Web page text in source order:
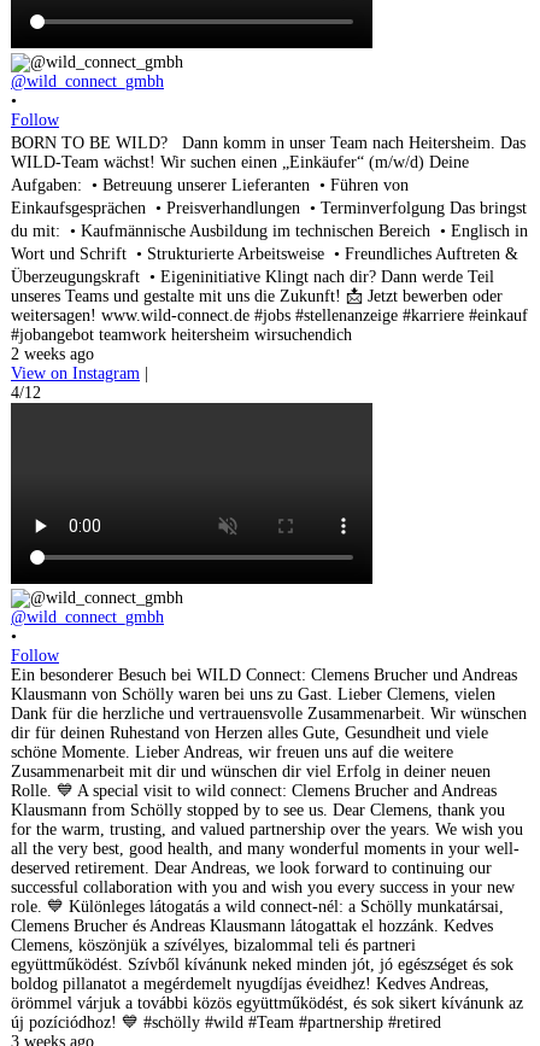
@wild_connect_gmbh
•
Follow
BORN TO BE WILD? Dann komm in unser Team nach Heitersheim. Das
WILD-Team wächst! Wir suchen einen „Einkäufer“ (m/w/d) Deine
Aufgaben: • Betreuung unserer Lieferanten • Führen von
Einkaufsgesprächen • Preisverhandlungen • Terminverfolgung Das bringst
du mit: • Kaufmännische Ausbildung im technischen Bereich • Englisch in
Wort und Schrift • Strukturierte Arbeitsweise • Freundliches Auftreten &
Überzeugungskraft • Eigeninitiative Klingt nach dir? Dann werde Teil
unseres Teams und gestalte mit uns die Zukunft! 📩 Jetzt bewerben oder
weitersagen! www.wild-connect.de #jobs #stellenanzeige #karriere #einkauf
#jobangebot teamwork heitersheim wirsuchendich
2 weeks ago
View on Instagram |
4/12
@wild_connect_gmbh
•
Follow
Ein besonderer Besuch bei WILD Connect: Clemens Brucher und Andreas
Klausmann von Schölly waren bei uns zu Gast. Lieber Clemens, vielen
Dank für die herzliche und vertrauensvolle Zusammenarbeit. Wir wünschen
dir für deinen Ruhestand von Herzen alles Gute, Gesundheit und viele
schöne Momente. Lieber Andreas, wir freuen uns auf die weitere
Zusammenarbeit mit dir und wünschen dir viel Erfolg in deiner neuen
Rolle. 💙 A special visit to wild connect: Clemens Brucher and Andreas
Klausmann from Schölly stopped by to see us. Dear Clemens, thank you
for the warm, trusting, and valued partnership over the years. We wish you
all the very best, good health, and many wonderful moments in your well-
deserved retirement. Dear Andreas, we look forward to continuing our
successful collaboration with you and wish you every success in your new
role. 💙 Különleges látogatás a wild connect-nél: a Schölly munkatársai,
Clemens Brucher és Andreas Klausmann látogattak el hozzánk. Kedves
Clemens, köszönjük a szívélyes, bizalommal teli és partneri
együttműködést. Szívből kívánunk neked minden jót, jó egészséget és sok
boldog pillanatot a megérdemelt nyugdíjas éveidhez! Kedves Andreas,
örömmel várjuk a további közös együttműködést, és sok sikert kívánunk az
új pozíciódhoz! 💙 #schölly #wild #Team #partnership #retired
3 weeks ago